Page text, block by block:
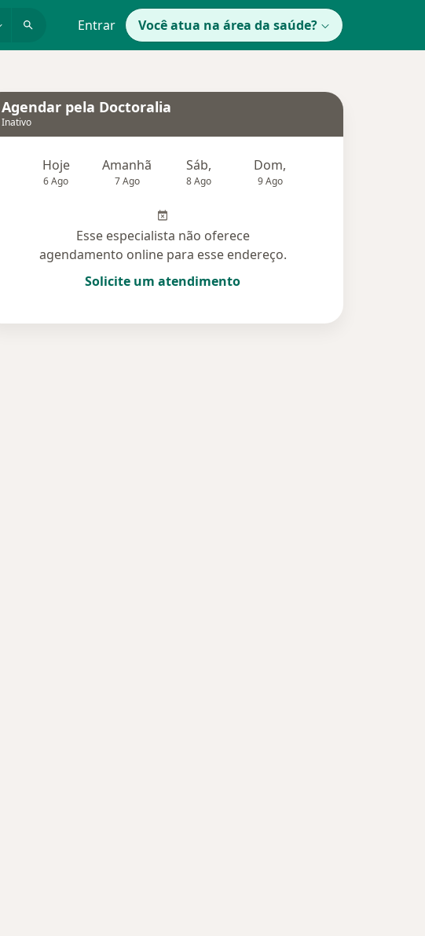
Entrar Você atua na área da saúde?
Agendar pela Doctoralia
Inativo
Hoje
6 Ago
Amanhã
7 Ago
Sáb,
8 Ago
Dom,
9 Ago
Esse especialista não oferece
agendamento online para esse endereço.
Solicite um atendimento